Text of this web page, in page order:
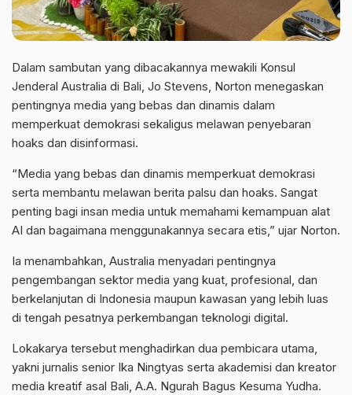
Dalam sambutan yang dibacakannya mewakili Konsul
Jenderal Australia di Bali, Jo Stevens, Norton menegaskan
pentingnya media yang bebas dan dinamis dalam
memperkuat demokrasi sekaligus melawan penyebaran
hoaks dan disinformasi.
“Media yang bebas dan dinamis memperkuat demokrasi
serta membantu melawan berita palsu dan hoaks. Sangat
penting bagi insan media untuk memahami kemampuan alat
AI dan bagaimana menggunakannya secara etis,” ujar Norton.
Ia menambahkan, Australia menyadari pentingnya
pengembangan sektor media yang kuat, profesional, dan
berkelanjutan di Indonesia maupun kawasan yang lebih luas
di tengah pesatnya perkembangan teknologi digital.
Lokakarya tersebut menghadirkan dua pembicara utama,
yakni jurnalis senior Ika Ningtyas serta akademisi dan kreator
media kreatif asal Bali, A.A. Ngurah Bagus Kesuma Yudha.